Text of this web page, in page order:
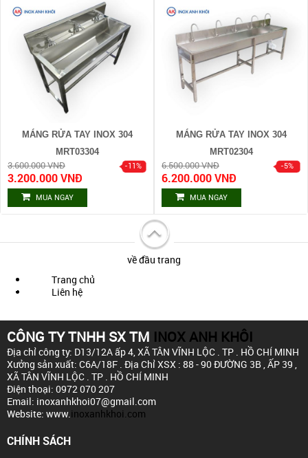
MÁNG RỬA TAY INOX 304
MRT03304
3.600.000 VNĐ
3.200.000 VNĐ
MUA NGAY
MÁNG RỬA TAY INOX 304
MRT02304
6.500.000 VNĐ
6.200.000 VNĐ
MUA NGAY
về đầu trang
Trang chủ
Liên hệ
CÔNG TY TNHH SX TM INOX ANH KHÔI
Địa chỉ công ty: D13/12A ấp 4,XÃ TÂN VĨNH LỘC . TP . HỒ CHÍ MINH
Xưởng sản xuất: C6A/18F . Địa Chỉ XSX : 88 - 90 ĐƯỜNG 3B , ẤP 39 ,
XÃ TÂN VĨNH LỘC . TP . HỒ CHÍ MINH
Điện thoại: 0972 070 207
Email: inoxanhkhoi07@gmail.com
Website: www.inoxanhkhoi.com
CHÍNH SÁCH